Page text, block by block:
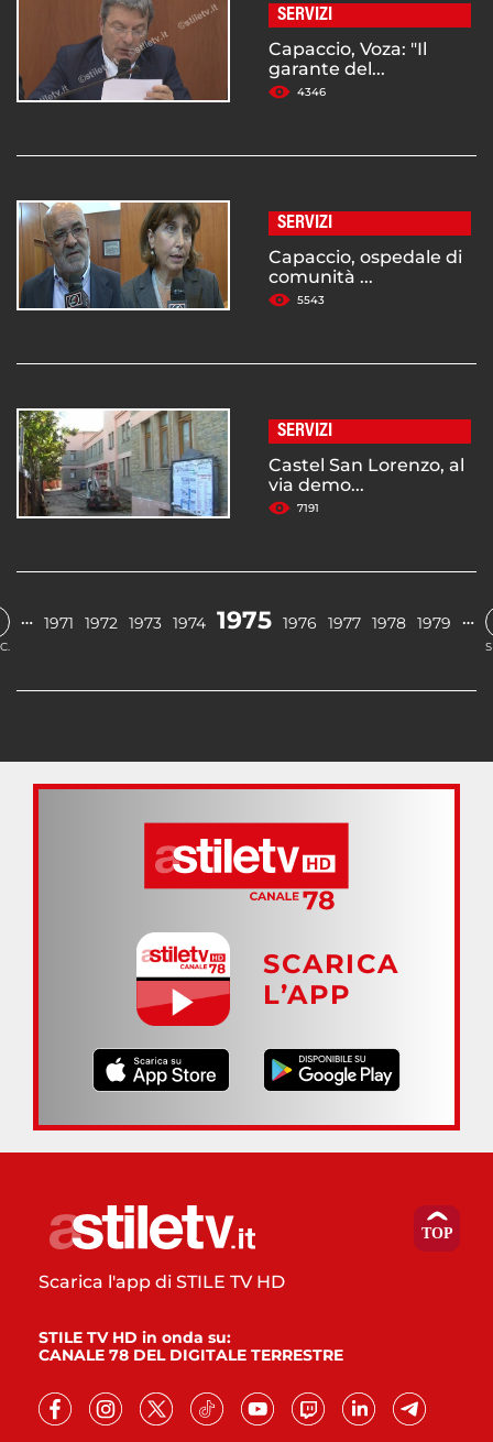
SERVIZI
Capaccio, Voza: "Il
garante del...
4346
SERVIZI
Capaccio, ospedale di
comunità ...
5543
SERVIZI
Castel San Lorenzo, al
via demo...
7191
… 1971 1972 1973 1974 1975 1976 1977 1978 1979 …
SCARICA
L’APP
Scarica l'app di STILE TV HD
STILE TV HD in onda su:
CANALE 78 DEL DIGITALE TERRESTRE